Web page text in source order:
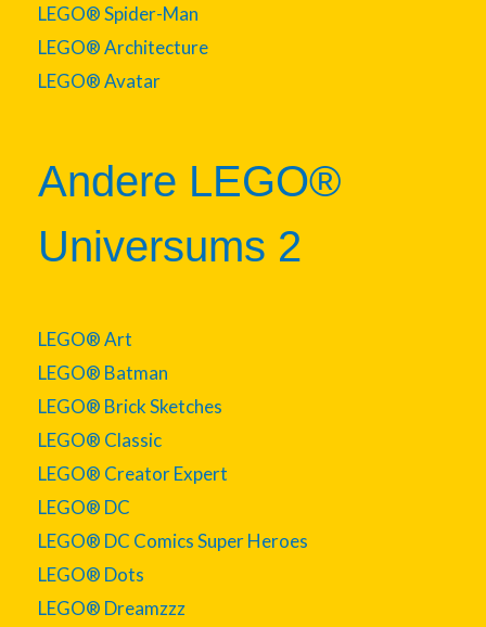
LEGO® Spider-Man
LEGO® Architecture
LEGO® Avatar
Andere LEGO®
Universums 2
LEGO® Art
LEGO® Batman
LEGO® Brick Sketches
LEGO® Classic
LEGO® Creator Expert
LEGO® DC
LEGO® DC Comics Super Heroes
LEGO® Dots
LEGO® Dreamzzz